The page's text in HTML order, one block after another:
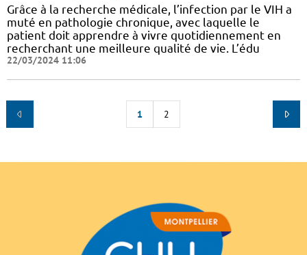
Grâce à la recherche médicale, l’infection par le VIH a
muté en pathologie chronique, avec laquelle le
patient doit apprendre à vivre quotidiennement en
recherchant une meilleure qualité de vie. L’édu
22/03/2024 11:06
1 2